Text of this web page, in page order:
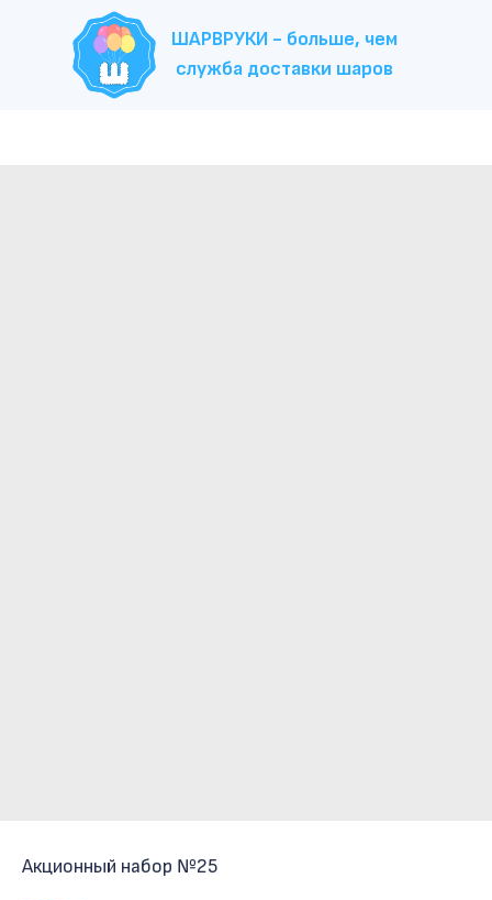
ШАРВРУКИ - больше, чем
служба доставки шаров
Акционный набор №25